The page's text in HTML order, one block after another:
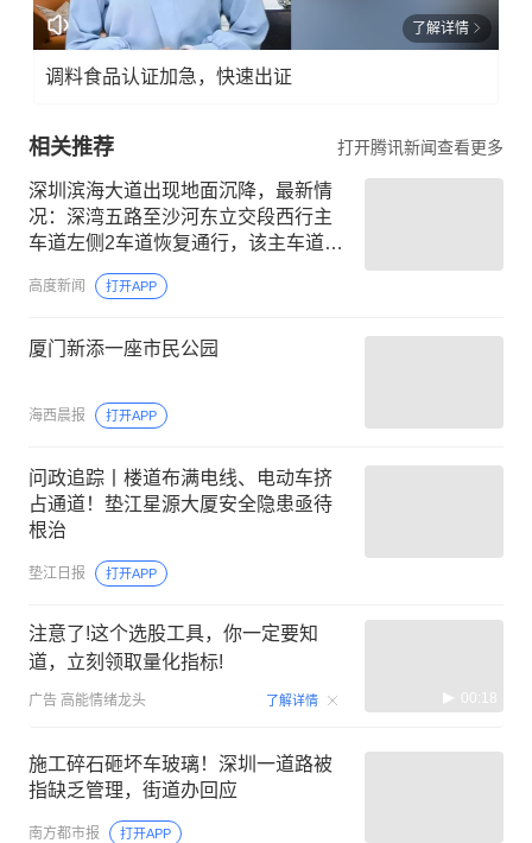
了解详情
调料食品认证加急，快速出证
相关推荐 打开腾讯新闻查看更多
深圳滨海大道出现地面沉降，最新情
况：深湾五路至沙河东立交段西行主
车道左侧2车道恢复通行，该主车道右
侧3车道仍需封闭约300米进行施工
高度新闻 打开APP
厦门新添一座市民公园
海西晨报 打开APP
问政追踪丨楼道布满电线、电动车挤
占通道！垫江星源大厦安全隐患亟待
根治
垫江日报 打开APP
注意了!这个选股工具，你一定要知
道，立刻领取量化指标!
广告 高能情绪龙头 了解详情 00:18
施工碎石砸坏车玻璃！深圳一道路被
指缺乏管理，街道办回应
南方都市报 打开APP